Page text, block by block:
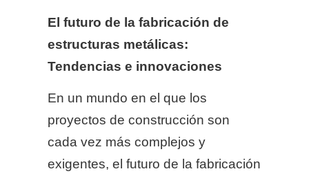
El futuro de la fabricación de
estructuras metálicas:
Tendencias e innovaciones
En un mundo en el que los
proyectos de construcción son
cada vez más complejos y
exigentes, el futuro de la fabricación